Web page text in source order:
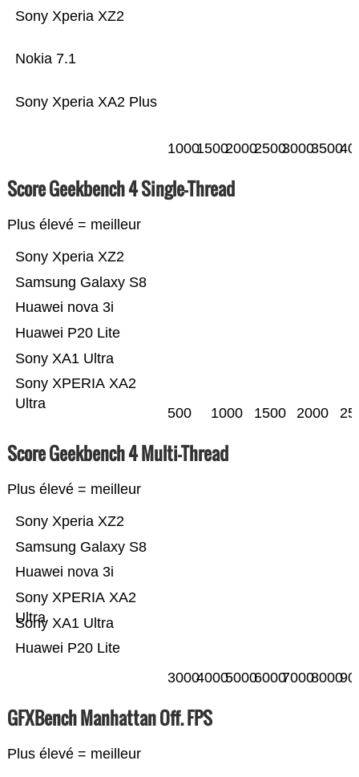
Sony Xperia XA2 Plus
Nokia 7.1
Sony Xperia XZ2
100015002000250030003500
Score Geekbench 4 Single-Thread
Plus élevé = meilleur
Sony XPERIA XA2
Ultra
Sony XA1 Ultra
Huawei P20 Lite
Huawei nova 3i
Samsung Galaxy S8
Sony Xperia XZ2
500 1000 1500 2000
Score Geekbench 4 Multi-Thread
Plus élevé = meilleur
Huawei P20 Lite
Sony XA1 Ultra
Sony XPERIA XA2
Ultra
Huawei nova 3i
Samsung Galaxy S8
Sony Xperia XZ2
300040005000600070008000
GFXBench Manhattan Off. FPS
Plus élevé = meilleur